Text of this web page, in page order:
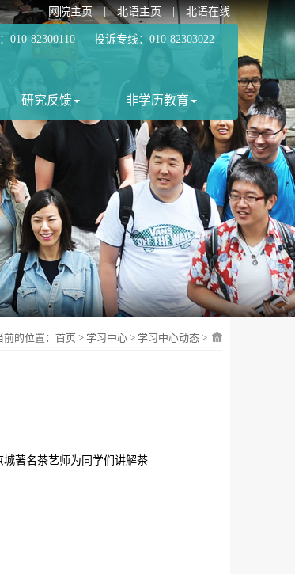
网院主页|北语主页|北语在线
010-82300110 投诉专线：010-82303022
研究反馈 非学历教育
前的位置： 首页 > 学习中心 > 学习中心动态 >
著名茶艺师为同学们讲解茶